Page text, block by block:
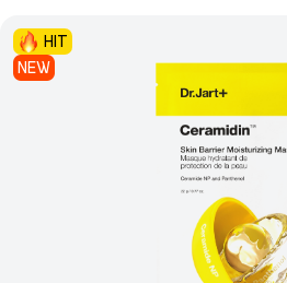
HIT
NEW